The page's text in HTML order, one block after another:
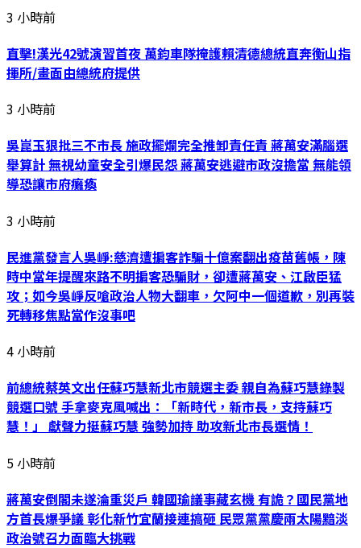
3 小時前
直擊!漢光42號演習首夜 萬鈞車隊掩護賴清德總統直奔衡山指
揮所/畫面由總統府提供
3 小時前
吳崑玉狠批三不市長 施政擺爛完全推卸責任責 蔣萬安滿腦選
舉算計 無視幼童安全引爆民怨 蔣萬安逃避市政沒擔當 無能領
導恐讓市府癱瘓
3 小時前
民進黨發言人吳崢:慈濟遭掮客詐騙十億案翻出疫苗舊帳，陳
時中當年提醒來路不明掮客恐騙財，卻遭蔣萬安、江啟臣猛
攻；如今吳崢反嗆政治人物大翻車，欠阿中一個道歉，別再裝
死轉移焦點當作沒事吧
4 小時前
前總統蔡英文出任蘇巧慧新北市競選主委 親自為蘇巧慧錄製
競選口號 手拿麥克風喊出：「新時代，新市長，支持蘇巧
慧！」 獻聲力挺蘇巧慧 強勢加持 助攻新北市長選情！
5 小時前
蔣萬安倒閣未遂淪重災戶 韓國瑜議事藏玄機 有詭？國民黨地
方首長爆爭議 彰化新竹宜蘭接連搞砸 民眾黨黨慶兩太陽黯淡
政治號召力面臨大挑戰